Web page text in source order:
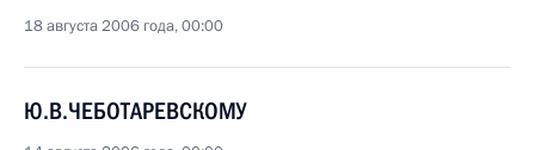
18 августа 2006 года, 00:00
Ю.В.ЧЕБОТАРЕВСКОМУ